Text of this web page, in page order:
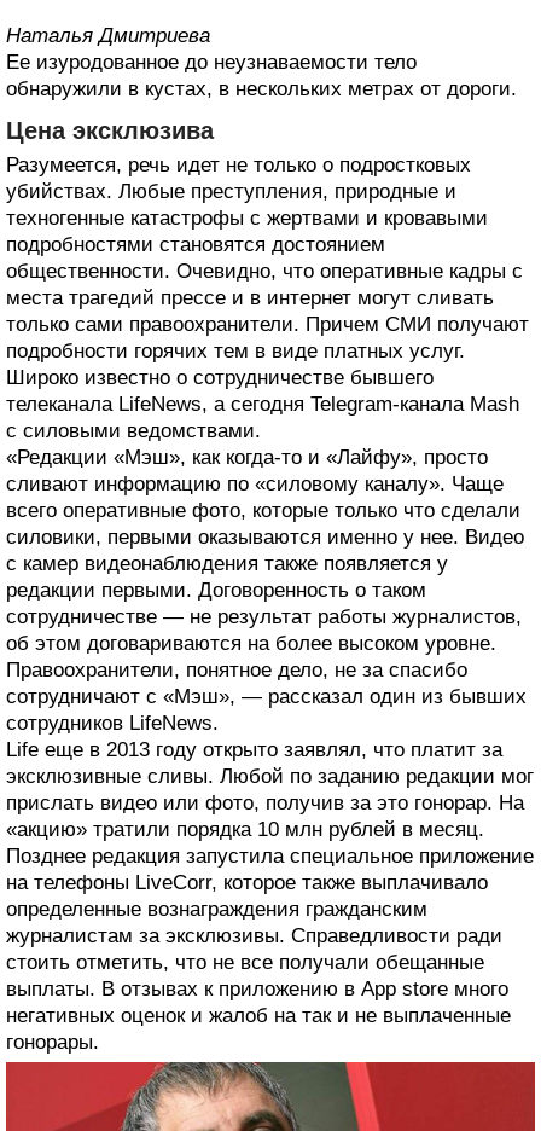
Наталья Дмитриева
Ее изуродованное до неузнаваемости тело
обнаружили в кустах, в нескольких метрах от дороги.
Цена эксклюзива
Разумеется, речь идет не только о подростковых
убийствах. Любые преступления, природные и
техногенные катастрофы с жертвами и кровавыми
подробностями становятся достоянием
общественности. Очевидно, что оперативные кадры с
места трагедий прессе и в интернет могут сливать
только сами правоохранители. Причем СМИ получают
подробности горячих тем в виде платных услуг.
Широко известно о сотрудничестве бывшего
телеканала LifeNews, а сегодня Telegram-канала Mash
с силовыми ведомствами.
«Редакции «Мэш», как когда-то и «Лайфу», просто
сливают информацию по «силовому каналу». Чаще
всего оперативные фото, которые только что сделали
силовики, первыми оказываются именно у нее. Видео
с камер видеонаблюдения также появляется у
редакции первыми. Договоренность о таком
сотрудничестве — не результат работы журналистов,
об этом договариваются на более высоком уровне.
Правоохранители, понятное дело, не за спасибо
сотрудничают с «Мэш», — рассказал один из бывших
сотрудников LifeNews.
Life еще в 2013 году открыто заявлял, что платит за
эксклюзивные сливы. Любой по заданию редакции мог
прислать видео или фото, получив за это гонорар. На
«акцию» тратили порядка 10 млн рублей в месяц.
Позднее редакция запустила специальное приложение
на телефоны LiveCorr, которое также выплачивало
определенные вознаграждения гражданским
журналистам за эксклюзивы. Справедливости ради
стоить отметить, что не все получали обещанные
выплаты. В отзывах к приложению в App store много
негативных оценок и жалоб на так и не выплаченные
гонорары.